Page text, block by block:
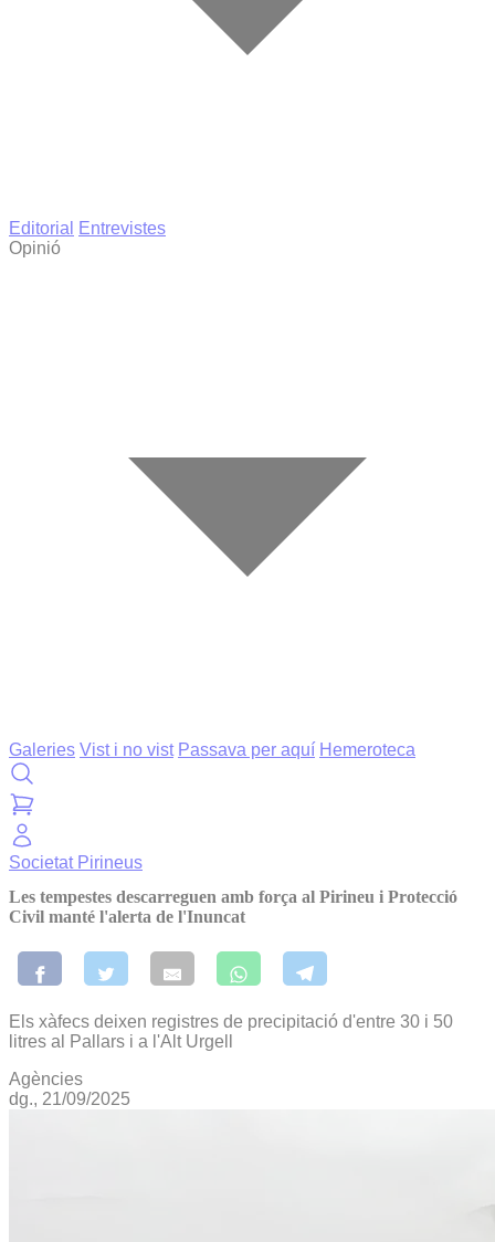
Editorial
Entrevistes
Opinió
Galeries Vist i no vist Passava per aquí Hemeroteca
Societat Pirineus
Les tempestes descarreguen amb força al Pirineu i Protecció
Civil manté l'alerta de l'Inuncat
Els xàfecs deixen registres de precipitació d'entre 30 i 50
litres al Pallars i a l'Alt Urgell
Agències
dg., 21/09/2025